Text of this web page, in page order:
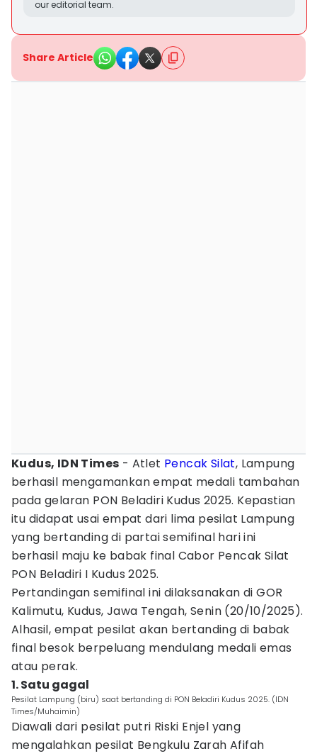
our editorial team.
Share Article
Kudus, IDN Times - Atlet Pencak Silat, Lampung
berhasil mengamankan empat medali tambahan
pada gelaran PON Beladiri Kudus 2025. Kepastian
itu didapat usai empat dari lima pesilat Lampung
yang bertanding di partai semifinal hari ini
berhasil maju ke babak final Cabor Pencak Silat
PON Beladiri I Kudus 2025.
Pertandingan semifinal ini dilaksanakan di GOR
Kalimutu, Kudus, Jawa Tengah, Senin (20/10/2025).
Alhasil, empat pesilat akan bertanding di babak
final besok berpeluang mendulang medali emas
atau perak.
1. Satu gagal
Pesilat Lampung (biru) saat bertanding di PON Beladiri Kudus 2025. (IDN
Times/Muhaimin)
Diawali dari pesilat putri Riski Enjel yang
mengalahkan pesilat Bengkulu Zarah Afifah